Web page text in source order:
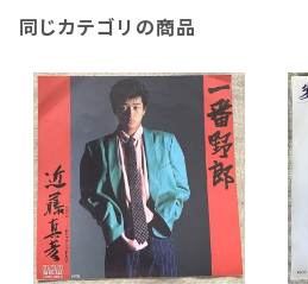
同じカテゴリの商品